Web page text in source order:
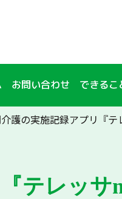
お問い合わせ できるこ
護の実施記録アプリ『
テレッサ